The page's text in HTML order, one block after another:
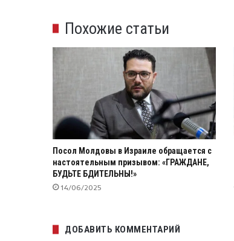
Похожие статьи
Посол Молдовы в Израиле обращается с
настоятельным призывом: «ГРАЖДАНЕ,
БУДЬТЕ БДИТЕЛЬНЫ!»
14/06/2025
ДОБАВИТЬ КОММЕНТАРИЙ